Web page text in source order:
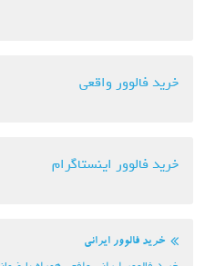
خرید فالوور واقعی
خرید فالوور اینستاگرام
خرید فالوور ایرانی